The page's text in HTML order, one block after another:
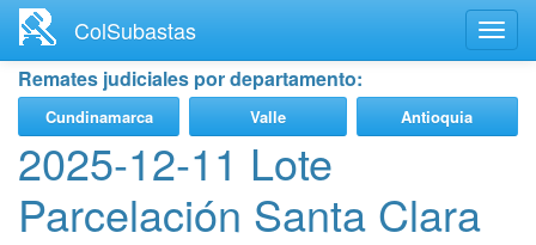
contenido
principal
ColSubastas
Remates judiciales por departamento:
Cundinamarca Valle Antioquia
2025-12-11 Lote
Parcelación Santa Clara